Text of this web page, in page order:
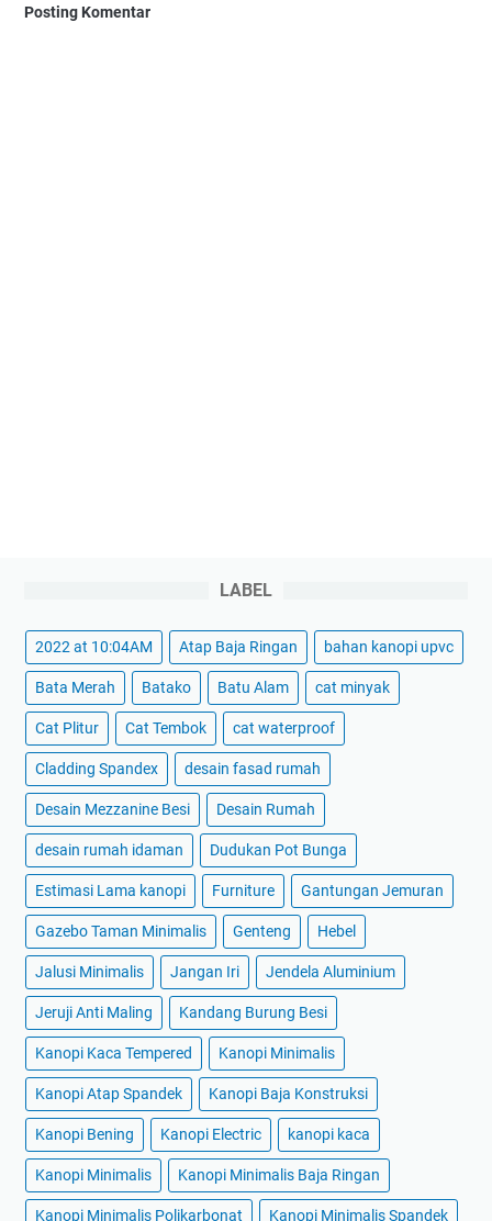
Posting Komentar
LABEL
2022 at 10:04AM Atap Baja Ringan bahan kanopi upvc
Bata Merah Batako Batu Alam cat minyak
Cat Plitur Cat Tembok cat waterproof
Cladding Spandex desain fasad rumah
Desain Mezzanine Besi Desain Rumah
desain rumah idaman Dudukan Pot Bunga
Estimasi Lama kanopi Furniture Gantungan Jemuran
Gazebo Taman Minimalis Genteng Hebel
Jalusi Minimalis Jangan Iri Jendela Aluminium
Jeruji Anti Maling Kandang Burung Besi
Kanopi Kaca Tempered Kanopi Minimalis
Kanopi Atap Spandek Kanopi Baja Konstruksi
Kanopi Bening Kanopi Electric kanopi kaca
Kanopi Minimalis Kanopi Minimalis Baja Ringan
Kanopi Minimalis Polikarbonat Kanopi Minimalis Spandek